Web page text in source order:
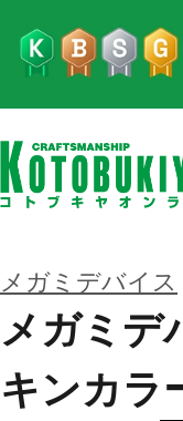
メガミデバイス
メガミデ
キンカラ